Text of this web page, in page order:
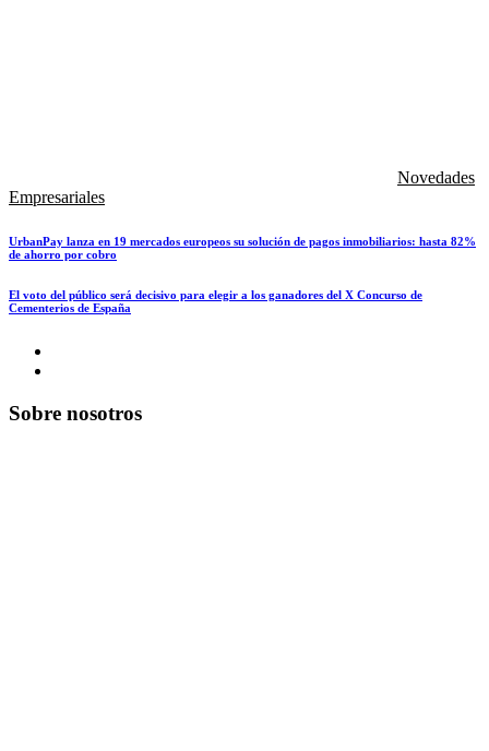
Novedades
Empresariales
UrbanPay lanza en 19 mercados europeos su solución de pagos inmobiliarios: hasta 82%
de ahorro por cobro
El voto del público será decisivo para elegir a los ganadores del X Concurso de
Cementerios de España
Sobre nosotros